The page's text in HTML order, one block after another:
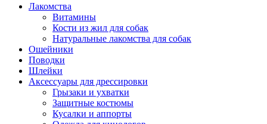
Лакомства
Витамины
Кости из жил для собак
Натуральные лакомства для собак
Ошейники
Поводки
Шлейки
Аксессуары для дрессировки
Грызаки и ухватки
Защитные костюмы
Кусалки и аппорты